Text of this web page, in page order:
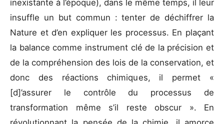
inexistante à l’époque), dans le même temps, il leur
insuffle un but commun : tenter de déchiffrer la
Nature et d’en expliquer les processus. En plaçant
la balance comme instrument clé de la précision et
de la compréhension des lois de la conservation, et
donc des réactions chimiques, il permet «
[d]’assurer le contrôle du processus de
transformation même s’il reste obscur ». En